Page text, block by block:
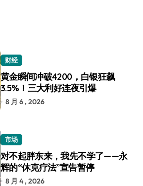
财经
黄金瞬间冲破4200，白银狂飙
3.5%！三大利好连夜引爆
8 月 6 , 2026
市场
对不起胖东来，我先不学了——永
辉的“休克疗法”宣告暂停
8 月 4 , 2026